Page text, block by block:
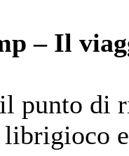
– Il
punto
librigioco